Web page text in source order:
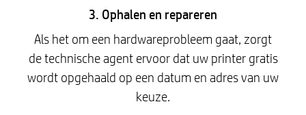
3. Ophalen en repareren
Als het om een hardwareprobleem gaat, zorgt
de technische agent ervoor dat uw printer gratis
wordt opgehaald op een datum en adres van uw
keuze.